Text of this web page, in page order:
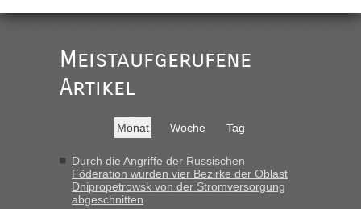
Ist korrekt, aber ich finde man hätte trotzdem im Text gleich
darauf hinweisen können.
War aber nicht "böse" gemeint ...
buchbar - warum auch immer ...
Hab´s versucht - bekomme aber immer angezeigt "auf dieser
Strecke fahren wir nicht"
Meistaufgerufene
Artikel
Monat Woche Tag
Durch die Angriffe der Russischen
Föderation wurden vier Bezirke der Oblast
Dnipropetrowsk von der Stromversorgung
abgeschnitten